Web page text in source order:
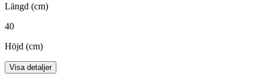
Längd (cm)
40
Höjd (cm)
Visa detaljer